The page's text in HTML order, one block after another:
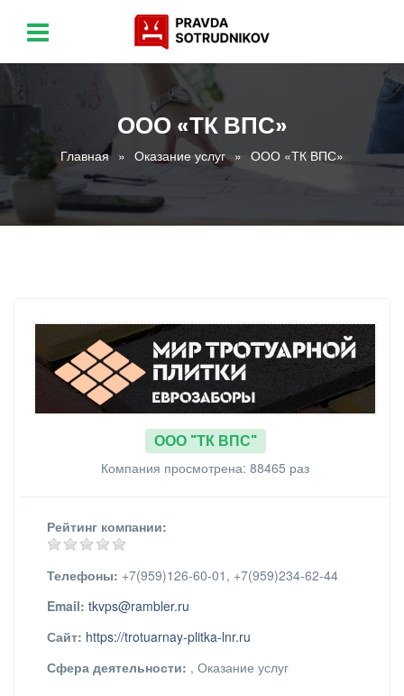
ООО «ТК ВПС»
Главная Оказание услуг ООО «ТК ВПС»
ООО "ТК ВПС"
Компания просмотрена: 88465 раз
Рейтинг компании:
Телефоны: +7(959)126-60-01, +7(959)234-62-44
Email: tkvps@rambler.ru
Сайт: https://trotuarnay-plitka-lnr.ru
Сфера деятельности: , Оказание услуг